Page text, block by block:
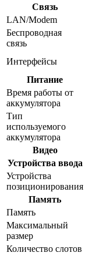
Связь
LAN/Modem
Беспроводная
связь
Интерфейсы
Питание
Время работы от
аккумулятора
Тип
используемого
аккумулятора
Видео
Устройства ввода
Устройства
позиционирования
Память
Память
Максимальный
размер
Количество слотов